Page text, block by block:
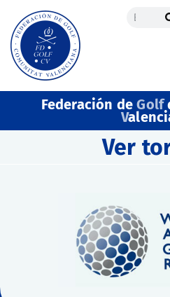
Federación deGolf
V
Ver